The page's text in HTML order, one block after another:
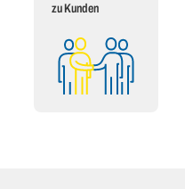
zu Kunden